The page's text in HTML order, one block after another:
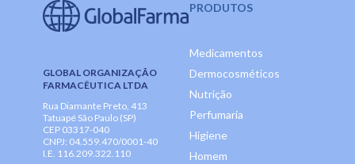
GLOBAL ORGANIZAÇÃO
FARMACÊUTICA LTDA
Rua Diamante Preto, 413
Tatuapé São Paulo (SP)
CEP 03317-040
CNPJ: 04.559.470/0001-40
I.E. 116.209.322.110
PRODUTOS
Medicamentos
Dermocosméticos
Nutrição
Perfumaria
Higiene
Homem